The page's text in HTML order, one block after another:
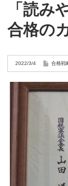
「読み
合格の
2022/3/4 合格戦